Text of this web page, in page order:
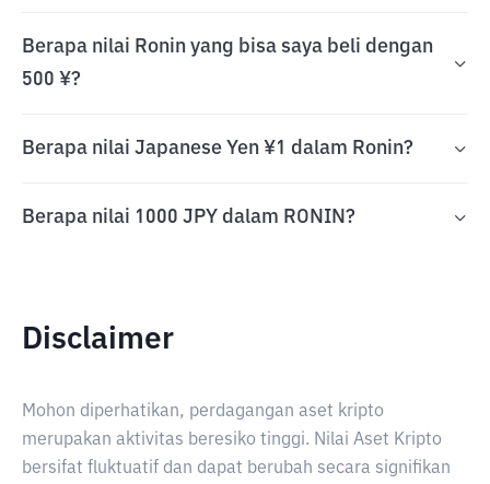
Berapa nilai Ronin yang bisa saya beli dengan
500 ¥?
Berapa nilai Japanese Yen ¥1 dalam Ronin?
Berapa nilai 1000 JPY dalam RONIN?
Disclaimer
Mohon diperhatikan, perdagangan aset kripto
merupakan aktivitas beresiko tinggi. Nilai Aset Kripto
bersifat fluktuatif dan dapat berubah secara signifikan